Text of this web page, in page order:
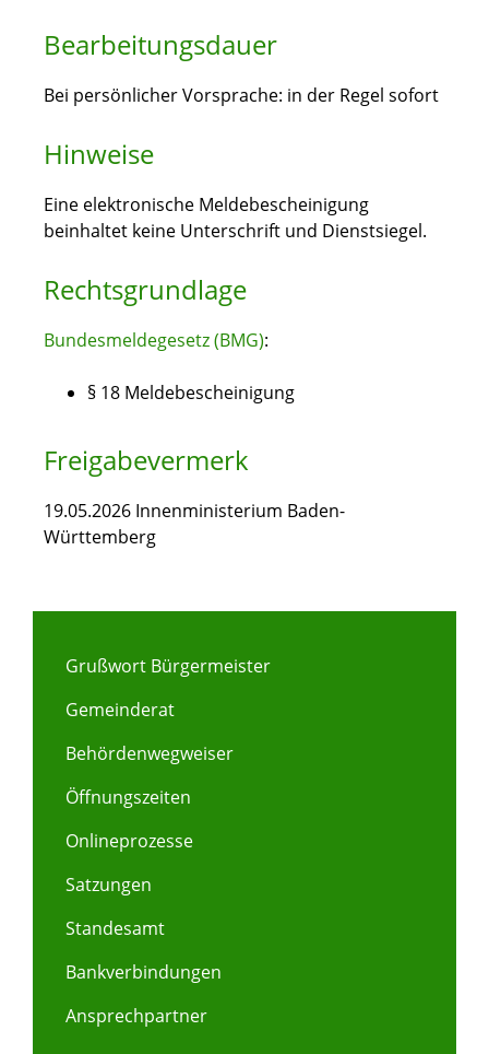
Bearbeitungsdauer
Bei persönlicher Vorsprache: in der Regel sofort
Hinweise
Eine elektronische Meldebescheinigung
beinhaltet keine Unterschrift und Dienstsiegel.
Rechtsgrundlage
Bundesmeldegesetz (BMG):
§ 18 Meldebescheinigung
Freigabevermerk
19.05.2026 Innenministerium Baden-
Württemberg
Grußwort Bürgermeister
Gemeinderat
Behördenwegweiser
Öffnungszeiten
Onlineprozesse
Satzungen
Standesamt
Bankverbindungen
Ansprechpartner